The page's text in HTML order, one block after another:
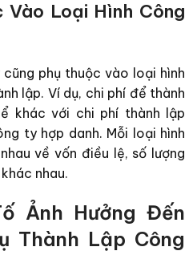
Vào Loại Hình Công
phụ thuộc vào loại hình
lập. Ví dụ, chi phí để thành
khác với chi phí thành lập
ty hợp danh. Mỗi loại hình
về vốn điều lệ, số lượng
nhau.
Ảnh Hưởng Đến
Thành Lập Công